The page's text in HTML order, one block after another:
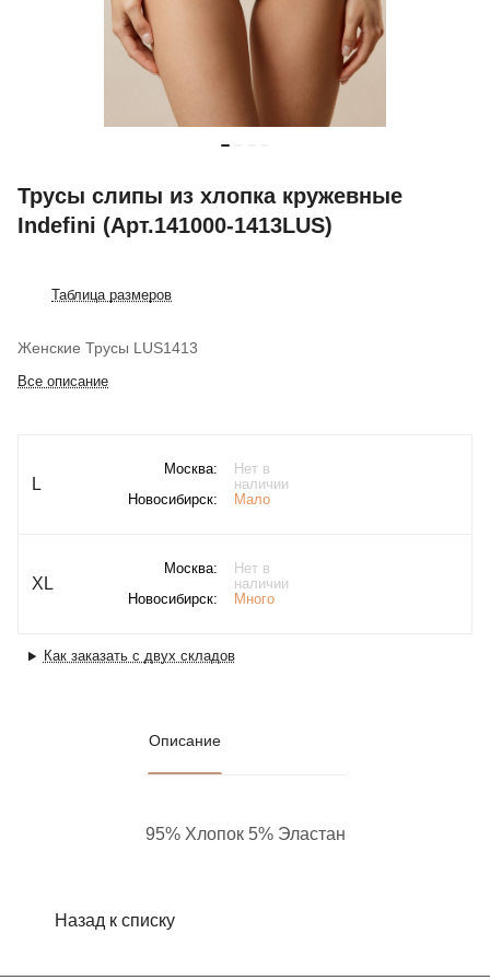
Трусы слипы из хлопка кружевные
Indefini (Арт.141000-1413LUS)
Таблица размеров
Женские Трусы LUS1413
Все описание
L
Москва:
Нет в
наличии
Новосибирск:
Мало
XL
Москва:
Нет в
наличии
Новосибирск:
Много
Как заказать с двух складов
Описание
95% Хлопок 5% Эластан
Назад к списку